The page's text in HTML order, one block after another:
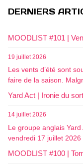
DERNIERS
MOODLIST #101 |
19 juillet 2026
Les vents d’été sont
faire de la saison.
Yard Act | Ironie du sort
14 juillet 2026
Le groupe anglais
vendredi 17 juillet
MOODLIST #100 |